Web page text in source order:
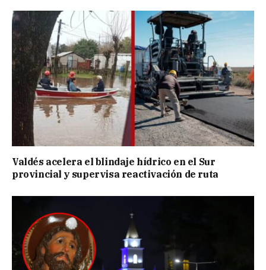
Valdés acelera el blindaje hídrico en el Sur
provincial y supervisa reactivación de ruta